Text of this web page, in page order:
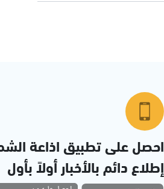
احصل على تطبيق اذاعة
إطلاع دائم بالأخبار أولاً بأول